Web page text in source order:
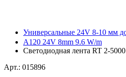
Универсальные 24V 8-10 мм
A120 24V 8mm 9.6 W/m
Светодиодная лента RT 2-
Арт.: 015896